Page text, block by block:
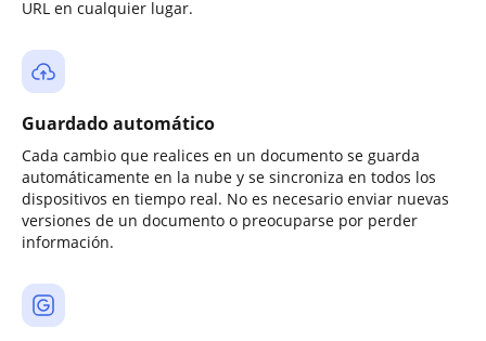
URL en cualquier lugar.
Guardado automático
Cada cambio que realices en un documento se guarda
automáticamente en la nube y se sincroniza en todos los
dispositivos en tiempo real. No es necesario enviar nuevas
versiones de un documento o preocuparse por perder
información.